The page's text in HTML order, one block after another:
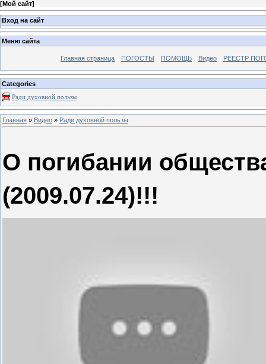
[Мой сайт]
Вход на сайт
Меню сайта
Главная страница ПОГОСТЫ ПОМОЩЬ Видео РЕЕСТР
Categories
Ради духовной пользы
Главная » Видео » Ради духовной пользы
О погибании
(2009.07.24)!!!